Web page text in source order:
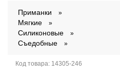
Приманки
Мягкие
Силиконовые
Съедобные
Код товара: 14305-246